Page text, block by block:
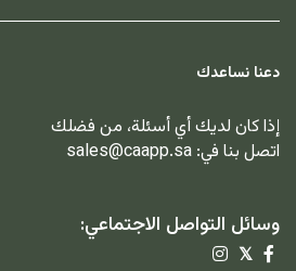
دعنا نساعدك
إذا كان لديك أي أسئلة، من فضلك
اتصل بنا في: sales@caapp.sa
وسائل التواصل الاجتماعي:
𝕏